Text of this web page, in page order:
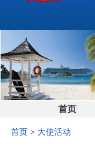
首页
首页 > 大使活动